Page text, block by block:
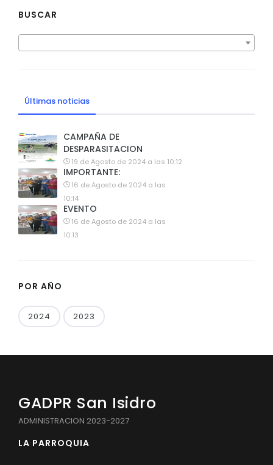
BUSCAR
Últimas noticias
CAMPAÑA DE
DESPARASITACION
19 de Agosto de 2024 a las 10:12
IMPORTANTE:
16 de Agosto de 2024 a las
10:14
EVENTO
16 de Agosto de 2024 a las
10:13
POR AÑO
2024 2023
GADPR San Isidro
ADMINISTRACION 2023-2027
LA PARROQUIA